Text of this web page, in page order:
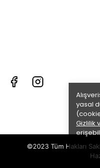
yasal
Gizlilik
©2023 Tüm Hakları